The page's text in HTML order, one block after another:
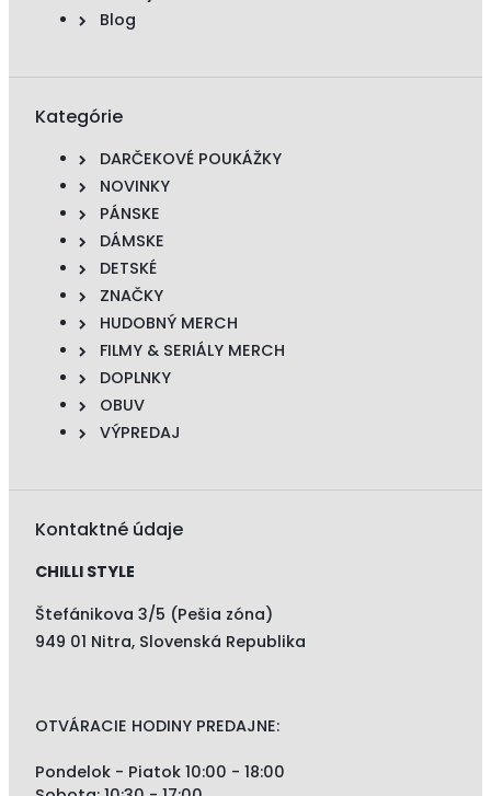
Blog
Kategórie
DARČEKOVÉ POUKÁŽKY
NOVINKY
PÁNSKE
DÁMSKE
DETSKÉ
ZNAČKY
HUDOBNÝ MERCH
FILMY & SERIÁLY MERCH
DOPLNKY
OBUV
VÝPREDAJ
Kontaktné údaje
CHILLI STYLE
Štefánikova 3/5 (Pešia zóna)
949 01 Nitra, Slovenská Republika
OTVÁRACIE HODINY PREDAJNE:
Pondelok - Piatok 10:00 - 18:00